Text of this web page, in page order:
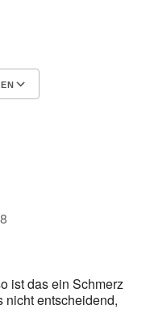
ist das ein Schmerz
nicht entscheidend,